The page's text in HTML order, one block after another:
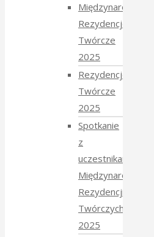
Międzynarodowe
Rezydencje
Twórcze
2025
Rezydencje
Twórcze
2025
Spotkanie
z
uczestnikami
Międzynarodowych
Rezydencji
Twórczych
2025